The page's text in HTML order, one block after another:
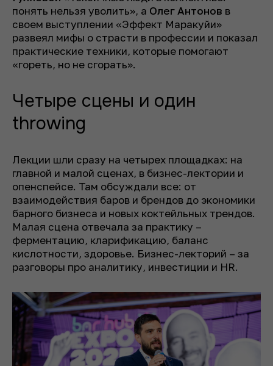
понять нельзя уволить», а Олег Антонов в
своем выступлении «Эффект Маракуйи»
развеял мифы о страсти в профессии и показал
практические техники, которые помогают
«гореть, но не сгорать».
Четыре сцены и один
throwing
Лекции шли сразу на четырех площадках: на
главной и малой сценах, в бизнес-лектории и
опенспейсе. Там обсуждали все: от
взаимодействия баров и брендов до экономики
барного бизнеса и новых коктейльных трендов.
Малая сцена отвечала за практику –
ферментацию, кларификацию, баланс
кислотности, здоровье. Бизнес-лекторий – за
разговоры про аналитику, инвестиции и HR.